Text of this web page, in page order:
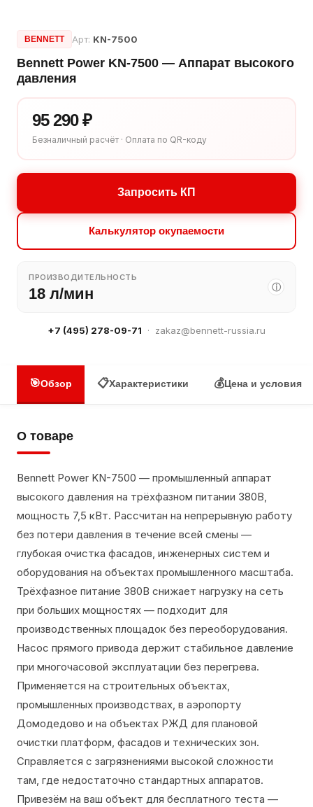
BENNETT Арт: KN-7500
Bennett Power KN-7500 — Аппарат высокого
давления
95 290 ₽
Безналичный расчёт · Оплата по QR-коду
Запросить КП
Калькулятор окупаемости
ПРОИЗВОДИТЕЛЬНОСТЬ
18 л/мин ⓘ
+7 (495) 278-09-71 · zakaz@bennett-russia.ru
🎯Обзор 📋Характеристики 💰Цена и условия
О товаре
Bennett Power KN-7500 — промышленный аппарат
высокого давления на трёхфазном питании 380В,
мощность 7,5 кВт. Рассчитан на непрерывную работу
без потери давления в течение всей смены —
глубокая очистка фасадов, инженерных систем и
оборудования на объектах промышленного масштаба.
Трёхфазное питание 380В снижает нагрузку на сеть
при больших мощностях — подходит для
производственных площадок без переоборудования.
Насос прямого привода держит стабильное давление
при многочасовой эксплуатации без перегрева.
Применяется на строительных объектах,
промышленных производствах, в аэропорту
Домодедово и на объектах РЖД для плановой
очистки платформ, фасадов и технических зон.
Справляется с загрязнениями высокой сложности
там, где недостаточно стандартных аппаратов.
Привезём на ваш объект для бесплатного теста —